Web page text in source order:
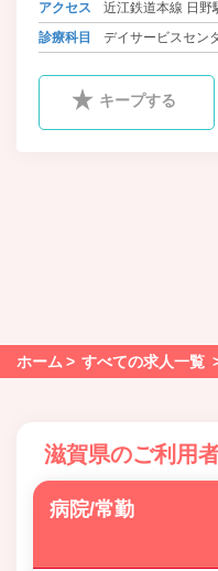
アクセス
近江鉄道本線 日野
診療科目
デイサービスセン
キープする
ホーム すべての求人一覧
滋賀県のご利用
病院/常勤